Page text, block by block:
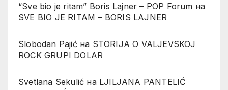
“Sve bio je ritam” Boris Lajner – POP Forum на
SVE BIO JE RITAM – BORIS LAJNER
Slobodan Pajićна STORIJA O VALJEVSKOJ
ROCK GRUPI DOLAR
Svetlana Sekulić на LJILJANA PANTELIĆ